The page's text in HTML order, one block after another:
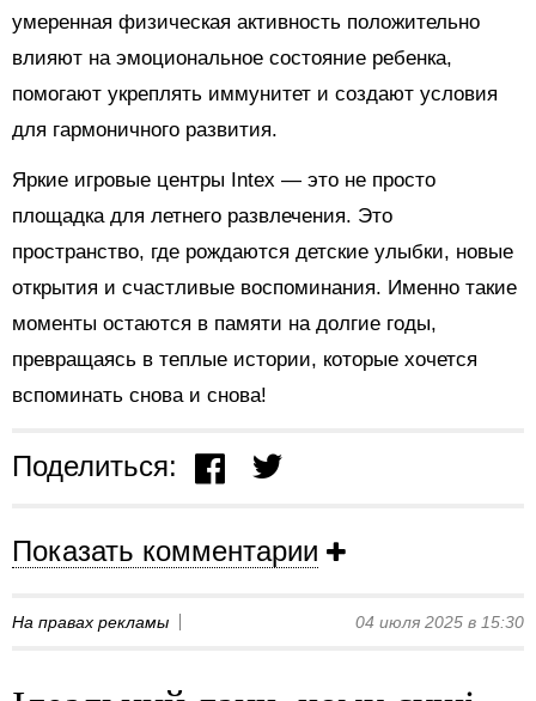
умеренная физическая активность положительно
влияют на эмоциональное состояние ребенка,
помогают укреплять иммунитет и создают условия
для гармоничного развития.
Яркие игровые центры Intex — это не просто
площадка для летнего развлечения. Это
пространство, где рождаются детские улыбки, новые
открытия и счастливые воспоминания. Именно такие
моменты остаются в памяти на долгие годы,
превращаясь в теплые истории, которые хочется
вспоминать снова и снова!
Поделиться:
Показать комментарии
На правах рекламы 04 июля 2025 в 15:30